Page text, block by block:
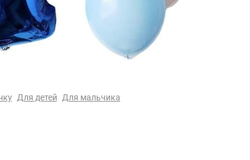
Для детей Для мальчика